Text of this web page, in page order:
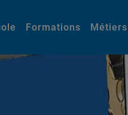
Formations Métiers